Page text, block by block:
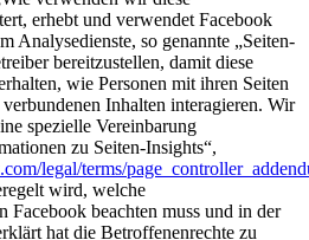
erhebt und verwendet Facebook
Analysedienste, so genannte „Seiten-
bereitzustellen, damit diese
wie Personen mit ihren Seiten
Inhalten interagieren. Wir
spezielle Vereinbarung
zu Seiten-Insights“,
legal/terms/
wird, welche
Facebook beachten muss und in der
hat die Betroffenenrechte zu